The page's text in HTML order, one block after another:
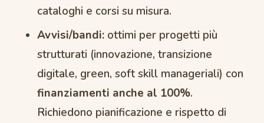
cataloghi e corsi su misura.
Avvisi/bandi: ottimi per progetti più
strutturati (innovazione, transizione
digitale, green, soft skill manageriali) con
finanziamenti anche al 100%.
Richiedono pianificazione e rispetto di